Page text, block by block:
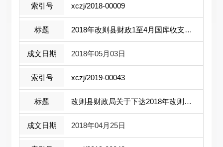
xczj/2018-00009
2018年改则县财政1至4月国库收支情况说 ...
2018年05月03日
xczj/2019-00043
改则县财政局关于下达2018年改则县行政 ...
2018年04月25日